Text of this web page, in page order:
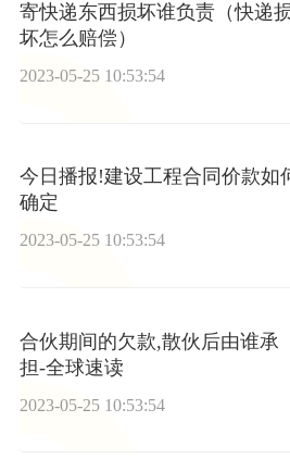
寄快递东西损坏谁负责（快递
坏怎么赔偿）
2023-05-25 10:53:54
今日播报!建设工程合同价款如
确定
2023-05-25 10:53:54
合伙期间的欠款,散伙后由谁承
担-全球速读
2023-05-25 10:53:54